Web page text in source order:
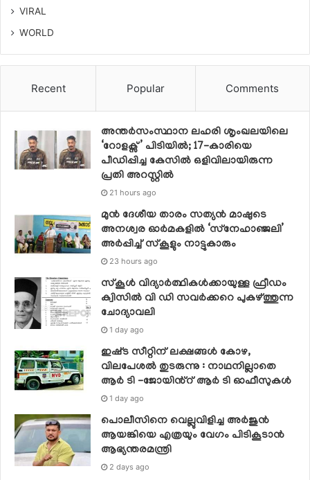
VIRAL
WORLD
Recent Popular Comments
അന്തർസംസ്ഥാന ലഹരി ശൃംഖലയിലെ
‘റോളക്സ്’ പിടിയിൽ; 17-കാരിയെ
പീഡിപ്പിച്ച കേസിൽ ഒളിവിലായിരുന്ന
പ്രതി അറസ്റ്റിൽ
21 hours ago
മുൻ ദേശീയ താരം സത്യൻ മാഷുടെ
അനശ്വര ഓർമകളിൽ ‘സ്‌നേഹാഞ്ജലി’
അർപ്പിച്ച് സ്കൂളും നാട്ടുകാരും
23 hours ago
സ്‌കൂള്‍ വിദ്യാര്‍ത്ഥികള്‍ക്കായുള്ള ഫ്രീഡം
ക്വിസില്‍ വി ഡി സവര്‍ക്കറെ പുകഴ്ത്തുന്ന
ചോദ്യാവലി
1 day ago
ഇഷ്‌ട സീറ്റിന് ലക്ഷങ്ങൾ കോഴ,
വിലപേശൽ തുടരുന്നു : നാഥനില്ലാതെ
ആർ ടി -ജോയിൻ്റ് ആർ ടി ഓഫീസുകൾ
1 day ago
പൊലീസിനെ വെല്ലുവിളിച്ച അര്‍ജുന്‍
ആയങ്കിയെ എത്രയും വേഗം പിടികൂടാന്‍
ആഭ്യന്തരമന്ത്രി
2 days ago